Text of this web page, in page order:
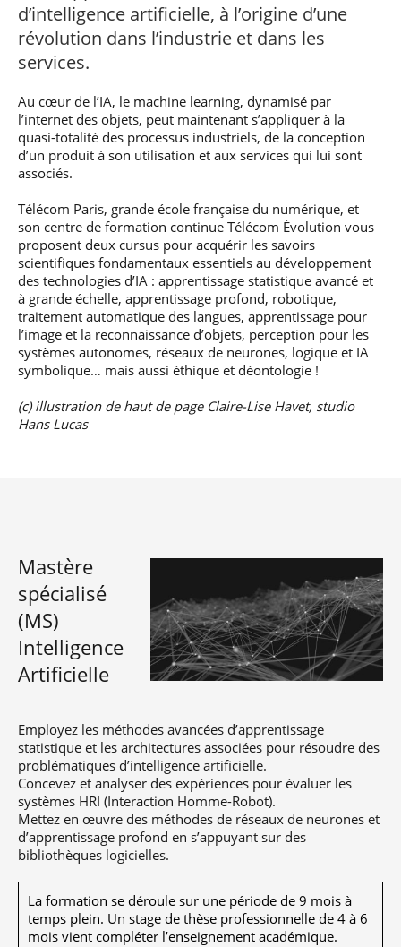
S’engager à Télécom
Paris
Numérique
responsable : nos
Parcours Numérique
Responsable
Enquête 1er emploi
Corps des Mines
Parcours Talents : un
l’État
Artificielle en
alternance
(admissions closes)
Expert
réseaux et des
systèmes
d’information
Intelligence
Artificielle – Expert
Intelligence
Artificielle
multimodale et
autonome
Je suis élève en
situation de
handicap, comment
préparez votre
arrivée
Financement
Spécialisé
Brochures &
contacts
Événements des
formations de
Mastère Spécialisé
professionnel
• Journaliste
• Diplômé
• Créateur d’entreprise
d’intelligence artificielle, à l’origine d’une
révolution dans l’industrie et dans les
services.
Au cœur de l’IA, le machine learning, dynamisé par
l’internet des objets, peut maintenant s’appliquer à la
quasi-totalité des processus industriels, de la conception
d’un produit à son utilisation et aux services qui lui sont
associés.
Télécom Paris, grande école française du numérique, et
son centre de formation continue Télécom Évolution vous
proposent deux cursus pour acquérir les savoirs
scientifiques fondamentaux essentiels au développement
des technologies d’IA : apprentissage statistique avancé et
à grande échelle, apprentissage profond, robotique,
traitement automatique des langues, apprentissage pour
l’image et la reconnaissance d’objets, perception pour les
systèmes autonomes, réseaux de neurones, logique et IA
symbolique… mais aussi éthique et déontologie !
(c) illustration de haut de page Claire-Lise Havet, studio
Hans Lucas
Mastère
spécialisé
(MS)
Intelligence
Artificielle
Employez les méthodes avancées d’apprentissage
statistique et les architectures associées pour résoudre des
problématiques d’intelligence artificielle.
Concevez et analyser des expériences pour évaluer les
systèmes HRI (Interaction Homme-Robot).
Mettez en œuvre des méthodes de réseaux de neurones et
d’apprentissage profond en s’appuyant sur des
bibliothèques logicielles.
La formation se déroule sur une période de 9 mois à
temps plein. Un stage de thèse professionnelle de 4 à 6
mois vient compléter l’enseignement académique.